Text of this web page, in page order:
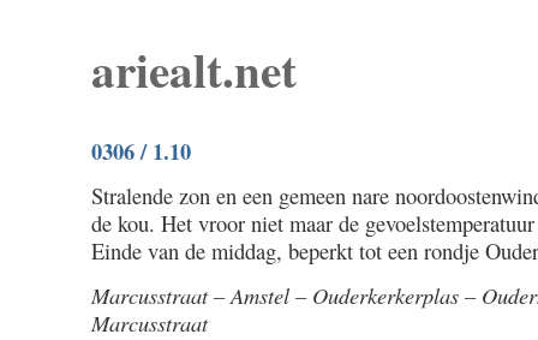
ariealt.net
0306 / 1.10
Stralende zon en een gemeen nare
de kou. Het vroor niet maar de
Einde van de middag, beperkt tot een rondje
Marcusstraat – Amstel – Ouderkerkerplas –
Marcusstraat